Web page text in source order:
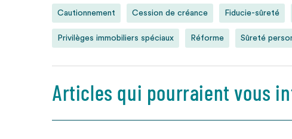
Cautionnement Cession de créance Fiducie-sûreté
Privilèges immobiliers spéciaux Réforme Sûreté
Articles qui pourraient vous